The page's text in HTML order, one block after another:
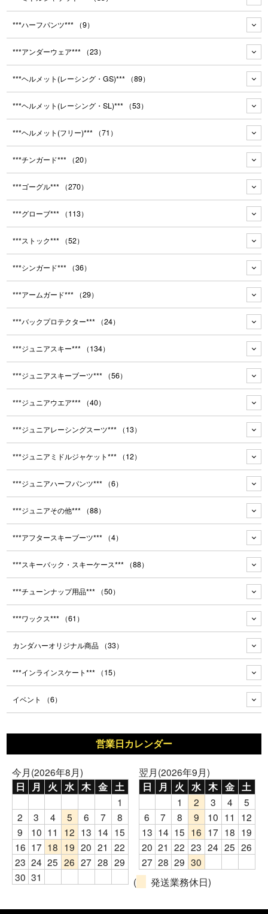
***ハーフパンツ*** （9）
***アンダーウェア*** （23）
***ヘルメット(レーシング・GS)*** （89）
***ヘルメット(レーシング・SL)*** （53）
***ヘルメット(フリー)*** （71）
***チンガード*** （20）
***ゴーグル*** （270）
***グローブ*** （113）
***ストック*** （52）
***シンガード*** （36）
***アームガード*** （29）
***バックプロテクター*** （24）
***ジュニアスキー*** （134）
***ジュニアスキーブーツ*** （56）
***ジュニアウエア*** （40）
***ジュニアレーシングスーツ*** （13）
***ジュニアミドルジャケット*** （12）
***ジュニアハーフパンツ*** （6）
***ジュニアその他*** （88）
***アフタースキーブーツ*** （4）
***スキーバック・スキーケース*** （88）
***チューンナップ用品*** （50）
***ワックス*** （61）
カンダハーオリジナル商品 （33）
***インラインスケート*** （15）
イベント （6）
営業日カレンダー
今月(2026年8月)
日 月 火 水 木 金 土
1
2
3 4 5 6 7
8
9
10 11 12 13 14 15
16 17 18 19 20 21 22
23 24 25 26 27 28 29
30 31
翌月(2026年9月)
日 月 火 水 木 金 土
1 2 3 4
5
6
7 8 9 10 11
12
13 14 15 16 17 18 19
20 21 22 23 24 25 26
27 28 29 30
(
発送業務休日)